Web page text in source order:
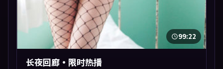
99:22
长夜回廊·限时热播